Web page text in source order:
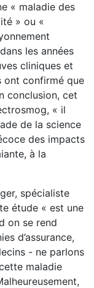
« maladie des
» ou «
les années
cliniques et
ont confirmé que
conclusion, cet
« il
de la science
des impacts
à la
spécialiste
étude « est une
on se rend
d’assurance,
- ne parlons
maladie